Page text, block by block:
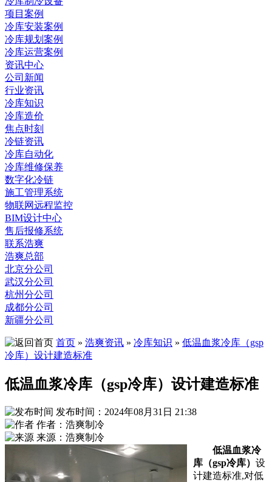
项目案例
冷库安装案例
冷库规划案例
冷库运营案例
资讯中心
公司新闻
行业资讯
冷库知识
冷库造价
焦点时刻
冷链资讯
冷库自动化
冷库维修保养
数字化冷链
施工管理系统
物联网远程监控
BIM设计中心
售后报修系统
联系浩爽
浩爽总部
北京分公司
武汉分公司
杭州分公司
成都分公司
新疆分公司
首页 » 浩爽资讯 » 冷库知识 » 低温血浆冷库（gsp
冷库）设计建造标准
低温血浆冷库（gsp冷库）设计建造标准
发布时间：2024年08月31日 21:38
作者：浩爽制冷
来源：浩爽制冷
低温血浆冷
库（gsp冷库） 设
计建造标准,对低